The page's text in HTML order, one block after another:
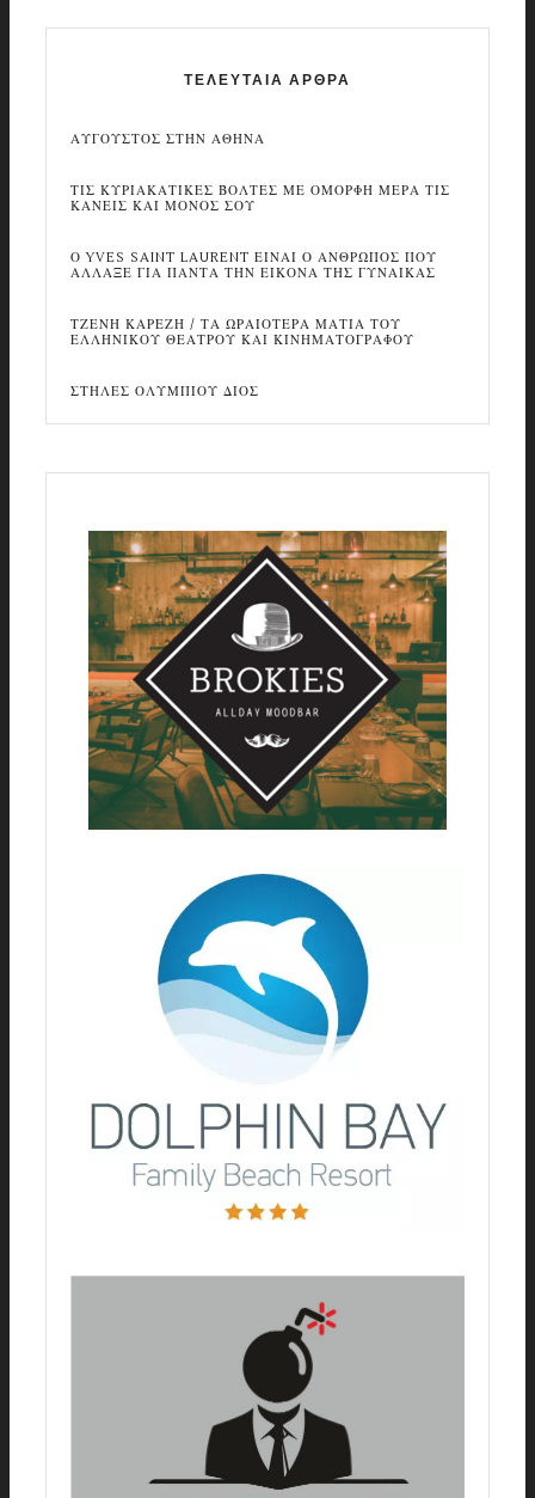
ΤΕΛΕΥΤΑΙΑ ΑΡΘΡΑ
ΑΥΓΟΥΣΤΟΣ ΣΤΗΝ ΑΘΗΝΑ
ΤΙΣ ΚΥΡΙΑΚΑΤΙΚΕΣ ΒΟΛΤΕΣ ΜΕ ΟΜΟΡΦΗ ΜΕΡΑ ΤΙΣ
ΚΑΝΕΙΣ ΚΑΙ ΜΟΝΟΣ ΣΟΥ
Ο YVES SAINT LAURENT ΕΙΝΑΙ Ο ΑΝΘΡΩΠΟΣ ΠΟΥ
ΑΛΛΑΞΕ ΓΙΑ ΠΑΝΤΑ ΤΗΝ ΕΙΚΟΝΑ ΤΗΣ ΓΥΝΑΙΚΑΣ
ΤΖΕΝΗ ΚΑΡΕΖΗ / ΤΑ ΩΡΑΙΟΤΕΡΑ ΜΑΤΙΑ ΤΟΥ
ΕΛΛΗΝΙΚΟΥ ΘΕΑΤΡΟΥ ΚΑΙ ΚΙΝΗΜΑΤΟΓΡΑΦΟΥ
ΣΤΗΛΕΣ ΟΛΥΜΠΙΟΥ ΔΙΟΣ